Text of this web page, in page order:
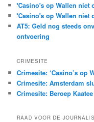
'Casino's op Wallen niet
'Casino's op Wallen niet
AT5: Geld nog steeds
ontvoering
CRIMESITE
Crimesite: ‘Casino’s op
Crimesite: Amsterdam
Crimesite: Beroep
RAAD VOOR DE